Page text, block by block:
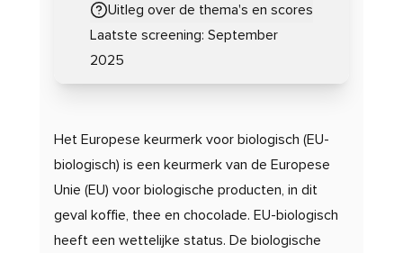
Uitleg over de thema's en scores
Laatste screening: September
2025
Het Europese keurmerk voor biologisch (EU-
biologisch) is een keurmerk van de Europese
Unie (EU) voor biologische producten, in dit
geval koffie, thee en chocolade. EU-biologisch
heeft een wettelijke status. De biologische